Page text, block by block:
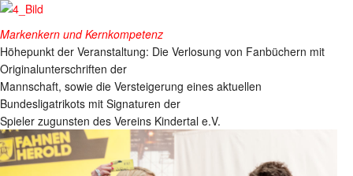
Markenkern und Kernkompetenz
Höhepunkt der Veranstaltung: Die Verlosung von Fanbüchern mit
Originalunterschriften der
Mannschaft, sowie die Versteigerung eines aktuellen
Bundesligatrikots mit Signaturen der
Spieler zugunsten des Vereins Kindertal e.V.